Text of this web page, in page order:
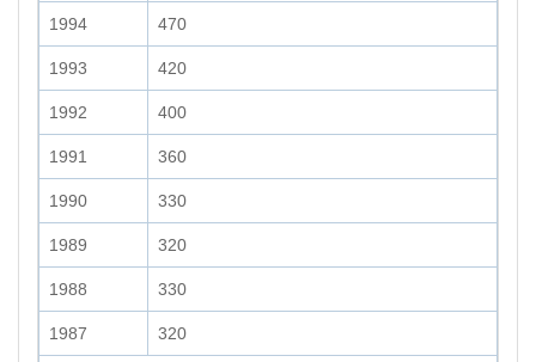
1994 470
1993 420
1992 400
1991 360
1990 330
1989 320
1988 330
1987 320